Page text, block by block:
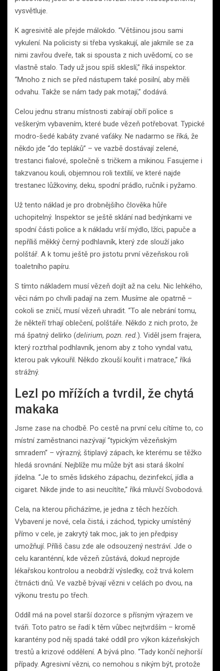
vysvětluje.
K agresivitě ale přejde málokdo. “Většinou jsou sami
vykulení. Na policisty si třeba vyskakují, ale jakmile se za
nimi zavřou dveře, tak si spousta z nich uvědomí, co se
vlastně stalo. Tady už jsou spíš skleslí,” říká inspektor.
“Mnoho z nich se před nástupem také posilní, aby měli
odvahu. Takže se nám tady pak motají,” dodává.
Celou jednu stranu místnosti zabírají obří police s
veškerým vybavením, které bude vězeň potřebovat. Typické
modro-šedé kabáty zvané vaťáky. Ne nadarmo se říká, že
někdo jde “do tepláků” – ve vazbě dostávají zelené,
trestanci fialové, společně s tričkem a mikinou. Fasujeme i
takzvanou kouli, objemnou roli textilií, ve které najde
trestanec lůžkoviny, deku, spodní prádlo, ručník i pyžamo.
Už tento náklad je pro drobnějšího člověka hůře
uchopitelný. Inspektor se ještě sklání nad bedýnkami ve
spodní části police a k nákladu vrší mýdlo, lžíci, papuče a
nepříliš měkký černý podhlavník, který zde slouží jako
polštář. A k tomu ještě pro jistotu první vězeňskou roli
toaletního papíru.
S tímto nákladem musí vězeň dojít až na celu. Nic lehkého,
věci nám po chvíli padají na zem. Musíme ale opatrně –
cokoli se zničí, musí vězeň uhradit. “To ale nebrání tomu,
že někteří trhají oblečení, polštáře. Někdo z nich proto, že
má špatný delírko (delirium, pozn. red.). Viděl jsem frajera,
který roztrhal podhlavník, jenom aby z toho vyndal vatu,
kterou pak vykouřil. Někdo zkouší kouřit i matrace,” říká
strážný.
Lezl po mřížích a tvrdil, že chytá
makaka
Jsme zase na chodbě. Po cestě na první celu cítíme to, co
místní zaměstnanci nazývají “typickým vězeňským
smradem” – výrazný, štiplavý zápach, ke kterému se těžko
hledá srovnání. Nejblíže mu může být asi stará školní
jídelna. “Je to směs lidského zápachu, dezinfekcí, jídla a
cigaret. Nikde jinde to asi neucítíte,” říká mluvčí Svobodová.
Cela, na kterou přicházíme, je jedna z těch hezčích.
Vybavení je nové, cela čistá, i záchod, typicky umístěný
přímo v cele, je zakrytý tak moc, jak to jen předpisy
umožňují. Příliš času zde ale odsouzený nestráví. Jde o
celu karanténní, kde vězeň zůstává, dokud neprojde
lékařskou kontrolou a neobdrží výsledky, což trvá kolem
čtrnácti dnů. Ve vazbě bývají vězni v celách po dvou, na
výkonu trestu po třech.
Oddíl má na povel starší dozorce s přísným výrazem ve
tváři. Toto patro se řadí k těm vůbec nejtvrdším – kromě
karantény pod něj spadá také oddíl pro výkon kázeňských
trestů a krizové oddělení. A bývá plno. “Tady končí nejhorší
případy. Agresivní vězni, co nemohou s nikým být, protože